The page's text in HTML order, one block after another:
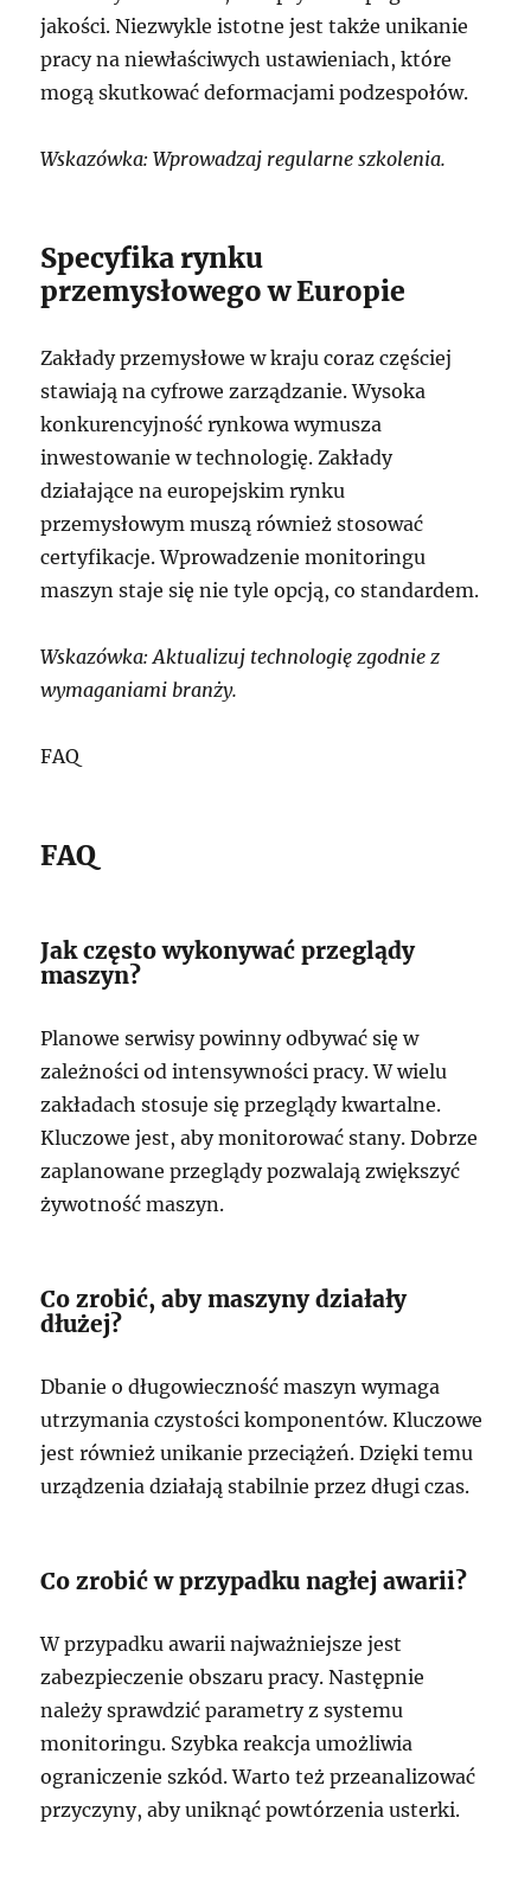
jakości. Niezwykle istotne jest także unikanie
pracy na niewłaściwych ustawieniach, które
mogą skutkować deformacjami podzespołów.
Wskazówka: Wprowadzaj regularne szkolenia.
Specyfika rynku
przemysłowego w Europie
Zakłady przemysłowe w kraju coraz częściej
stawiają na cyfrowe zarządzanie. Wysoka
konkurencyjność rynkowa wymusza
inwestowanie w technologię. Zakłady
działające na europejskim rynku
przemysłowym muszą również stosować
certyfikacje. Wprowadzenie monitoringu
maszyn staje się nie tyle opcją, co standardem.
Wskazówka: Aktualizuj technologię zgodnie z
wymaganiami branży.
FAQ
FAQ
Jak często wykonywać przeglądy
maszyn?
Planowe serwisy powinny odbywać się w
zależności od intensywności pracy. W wielu
zakładach stosuje się przeglądy kwartalne.
Kluczowe jest, aby monitorować stany. Dobrze
zaplanowane przeglądy pozwalają zwiększyć
żywotność maszyn.
Co zrobić, aby maszyny działały
dłużej?
Dbanie o długowieczność maszyn wymaga
utrzymania czystości komponentów. Kluczowe
jest również unikanie przeciążeń. Dzięki temu
urządzenia działają stabilnie przez długi czas.
Co zrobić w przypadku nagłej awarii?
W przypadku awarii najważniejsze jest
zabezpieczenie obszaru pracy. Następnie
należy sprawdzić parametry z systemu
monitoringu. Szybka reakcja umożliwia
ograniczenie szkód. Warto też przeanalizować
przyczyny, aby uniknąć powtórzenia usterki.